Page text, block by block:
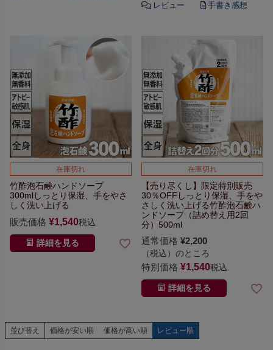
在庫切れ
竹酢泡石鹸ハンドソープ
300ml しっとり保湿、手をやさ
しく洗い上げる
販売価格 ¥1,540税込
詳細を見る
在庫切れ
【売り尽くし】限定特別販売
30％OFF しっとり保湿、手をや
さしく洗い上げる竹酢泡石鹸ハ
ンドソープ（詰め替え用2回
分）500ml
通常価格 ¥2,200
（税込）のところ
特別価格 ¥1,540税込
詳細を見る
並び替え 価格が安い順 価格が高い順 レビュー順